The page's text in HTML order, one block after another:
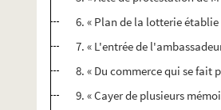
6. « Plan de la lotterie établie
7. « L'entrée de
8. « Du commerce qui se fait
9. « Cayer de plusieurs